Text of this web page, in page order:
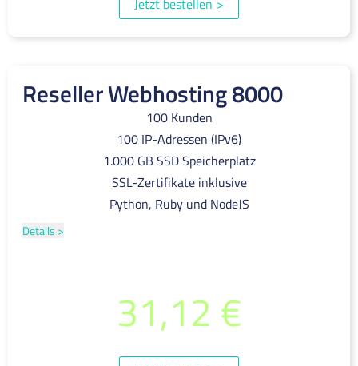
Reseller Webhosting 8000
100 Kunden
100 IP-Adressen (IPv6)
1.000 GB SSD Speicherplatz
SSL-Zertifikate inklusive
Python, Ruby und NodeJS
Details >
31,12 €